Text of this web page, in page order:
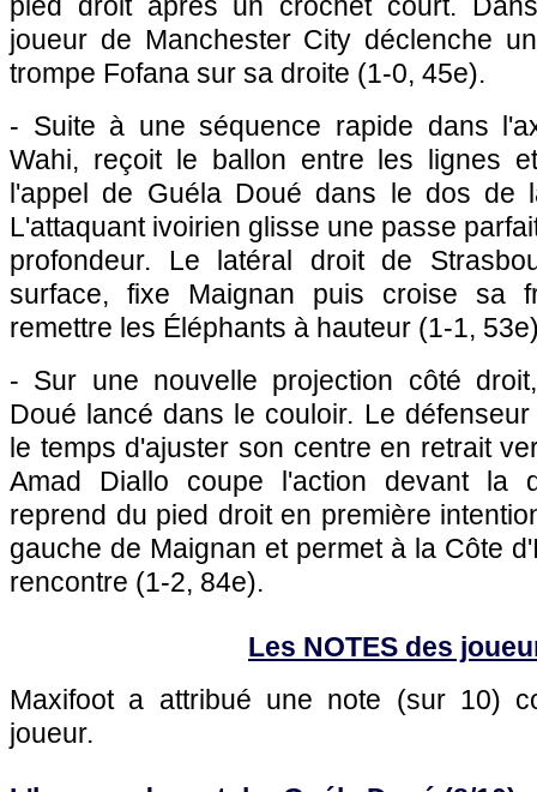
joueur de Manchester City déclenche
trompe Fofana sur sa droite (1-0, 45e).
- Suite à une séquence rapide dans
Wahi, reçoit le ballon entre les lignes
l'appel de Guéla Doué dans le dos de
L'attaquant ivoirien glisse une passe
profondeur. Le latéral droit de
surface, fixe Maignan puis croise sa
remettre les Éléphants à hauteur (1-1,
- Sur une nouvelle projection côté
Doué lancé dans le couloir. Le
le temps d'ajuster son centre en retrait
Amad Diallo coupe l'action devant la
reprend du pied droit en première
gauche de Maignan et permet à la Côte
rencontre (1-2, 84e).
Les NOTES des
Maxifoot a attribué une note (sur 10)
joueur.